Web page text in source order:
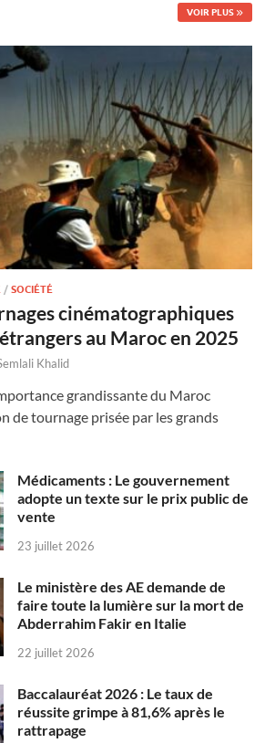
VOIR PLUS
/ SOCIÉTÉ
cinématographiques
au Maroc en 2025
Khalid
grandissante du Maroc
de tournage prisée par les grands
Médicaments : Le gouvernement
adopte un texte sur le prix public de
vente
23 juillet 2026
Le ministère des AE demande de
faire toute la lumière sur la mort de
Abderrahim Fakir en Italie
22 juillet 2026
Baccalauréat 2026 : Le taux de
réussite grimpe à 81,6% après le
rattrapage